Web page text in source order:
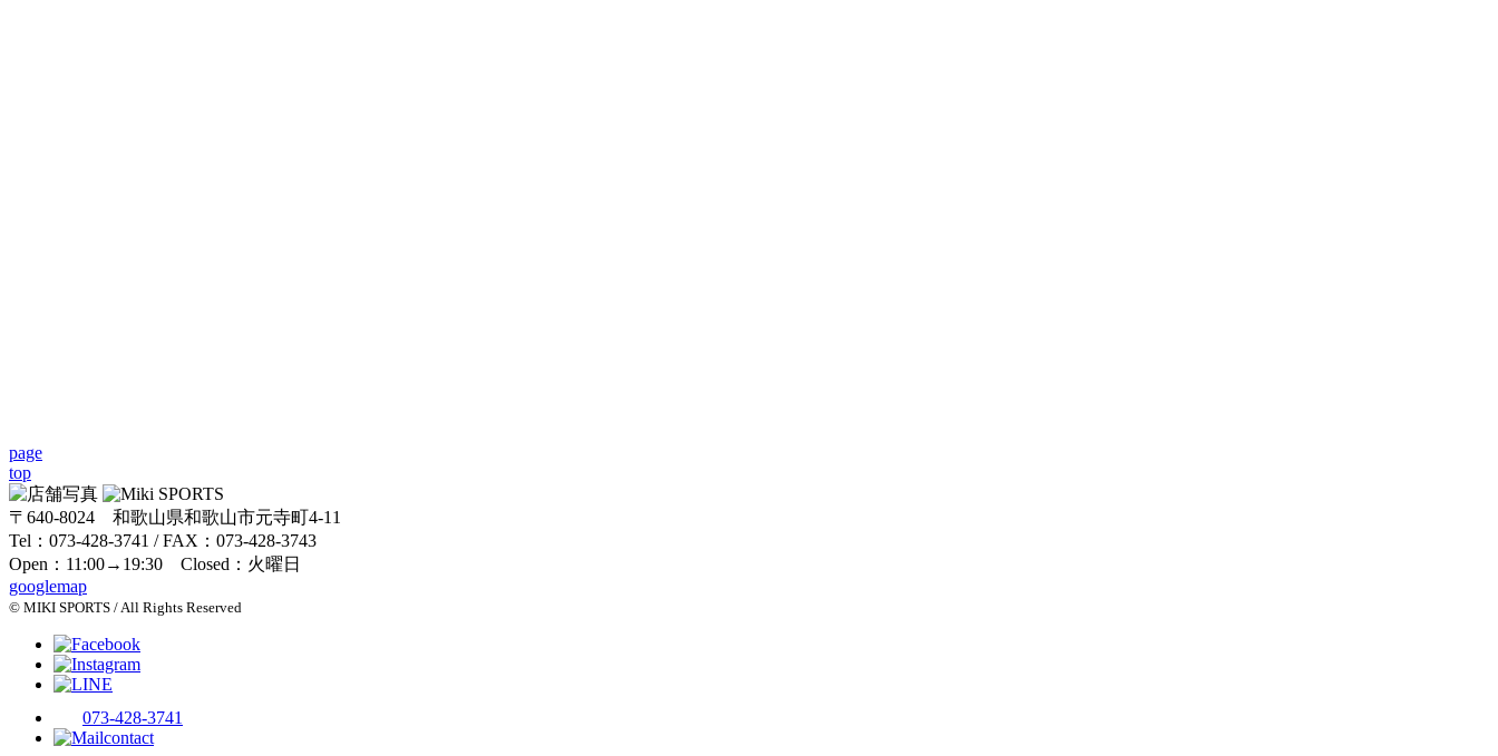
page
top
〒640-8024 和歌山県和歌山市元寺町4-11
Tel：073-428-3741 / FAX：073-428-3743
Open：11:00→19:30 Closed：火曜日
googlemap
© MIKI SPORTS / All Rights Reserved
073-428-3741
contact